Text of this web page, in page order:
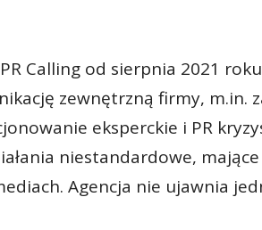
Calling od sierpnia 2021
zewnętrzną firmy, m.in.
eksperckie i PR
niestandardowe,
Agencja nie ujawnia